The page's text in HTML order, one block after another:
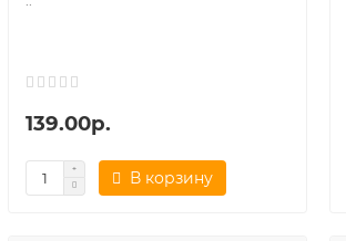
139.00р.
В корзину